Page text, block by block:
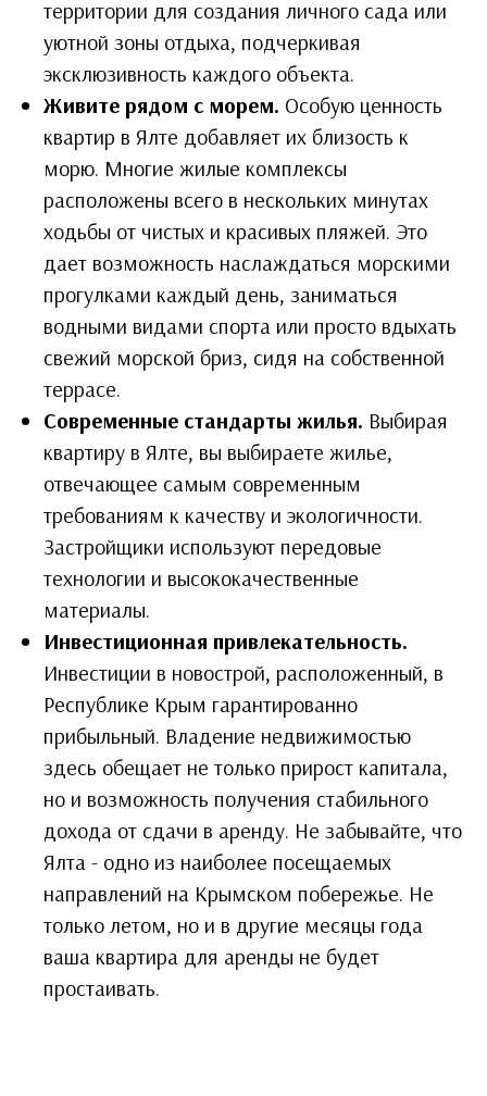
территории для создания личного сада или
уютной зоны отдыха, подчеркивая
эксклюзивность каждого объекта.
Живите рядом с морем. Особую ценность
квартир в Ялте добавляет их близость к
морю. Многие жилые комплексы
расположены всего в нескольких минутах
ходьбы от чистых и красивых пляжей. Это
дает возможность наслаждаться морскими
прогулками каждый день, заниматься
водными видами спорта или просто вдыхать
свежий морской бриз, сидя на собственной
террасе.
Современные стандарты жилья. Выбирая
квартиру в Ялте, вы выбираете жилье,
отвечающее самым современным
требованиям к качеству и экологичности.
Застройщики используют передовые
технологии и высококачественные
материалы.
Инвестиционная привлекательность.
Инвестиции в новострой, расположенный, в
Республике Крым гарантированно
прибыльный. Владение недвижимостью
здесь обещает не только прирост капитала,
но и возможность получения стабильного
дохода от сдачи в аренду. Не забывайте, что
Ялта - одно из наиболее посещаемых
направлений на Крымском побережье. Не
только летом, но и в другие месяцы года
ваша квартира для аренды не будет
простаивать.